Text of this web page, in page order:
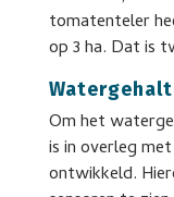
tomatenteler
op 3 ha. Dat is
Om het
is in overleg
ontwikkeld.